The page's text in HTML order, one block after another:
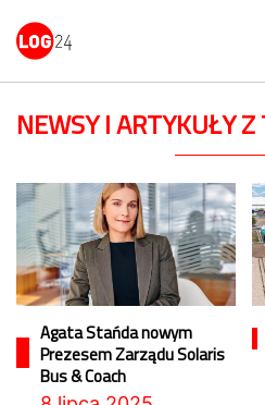
NEWSY I ARTYKUŁY
Agata Stańda nowym
Prezesem Zarządu Solaris
Bus & Coach